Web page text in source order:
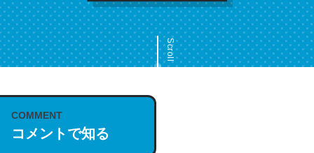
Scroll
COMMENT
コメントで知る
これは名文。彼はとてもクレバーなんだろうなと凄く思
う。英語少しでも読める人は原文もお勧め。自分はこの流